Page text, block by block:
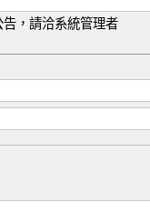
，請洽系統管理者